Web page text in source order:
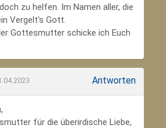
zu helfen. Im Namen aller, die
Vergelt's Gott.
Gottesmutter schicke ich Euch
Antworten
für die überirdische Liebe,